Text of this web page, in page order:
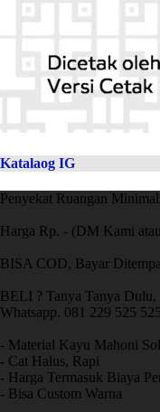
Katalaog IG
Penyekat Ruangan
Harga Rp. - (DM Kami
BISA COD, Bayar
BELI ? Tanya Tanya Dulu,
Whatsapp. 081 229 525 525
- Material Kayu Mahoni
- Cat Halus, Rapi
- Harga Termasuk Biaya
- Bisa Custom Warna